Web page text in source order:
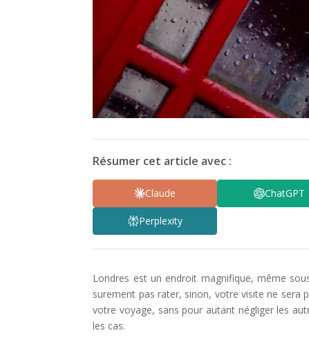
Résumer cet article avec :
Claude ChatGPT
Perplexity
Londres est un endroit magnifique, même
surement pas rater, sinon, votre visite ne sera
votre voyage, sans pour autant négliger les
les cas.